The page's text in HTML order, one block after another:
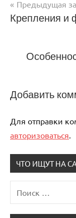
Навигация
записям
Предыдущая
Крепления и
Добавить
Для отправки
авторизоваться
ЧТО ИЩУТ НА
для: